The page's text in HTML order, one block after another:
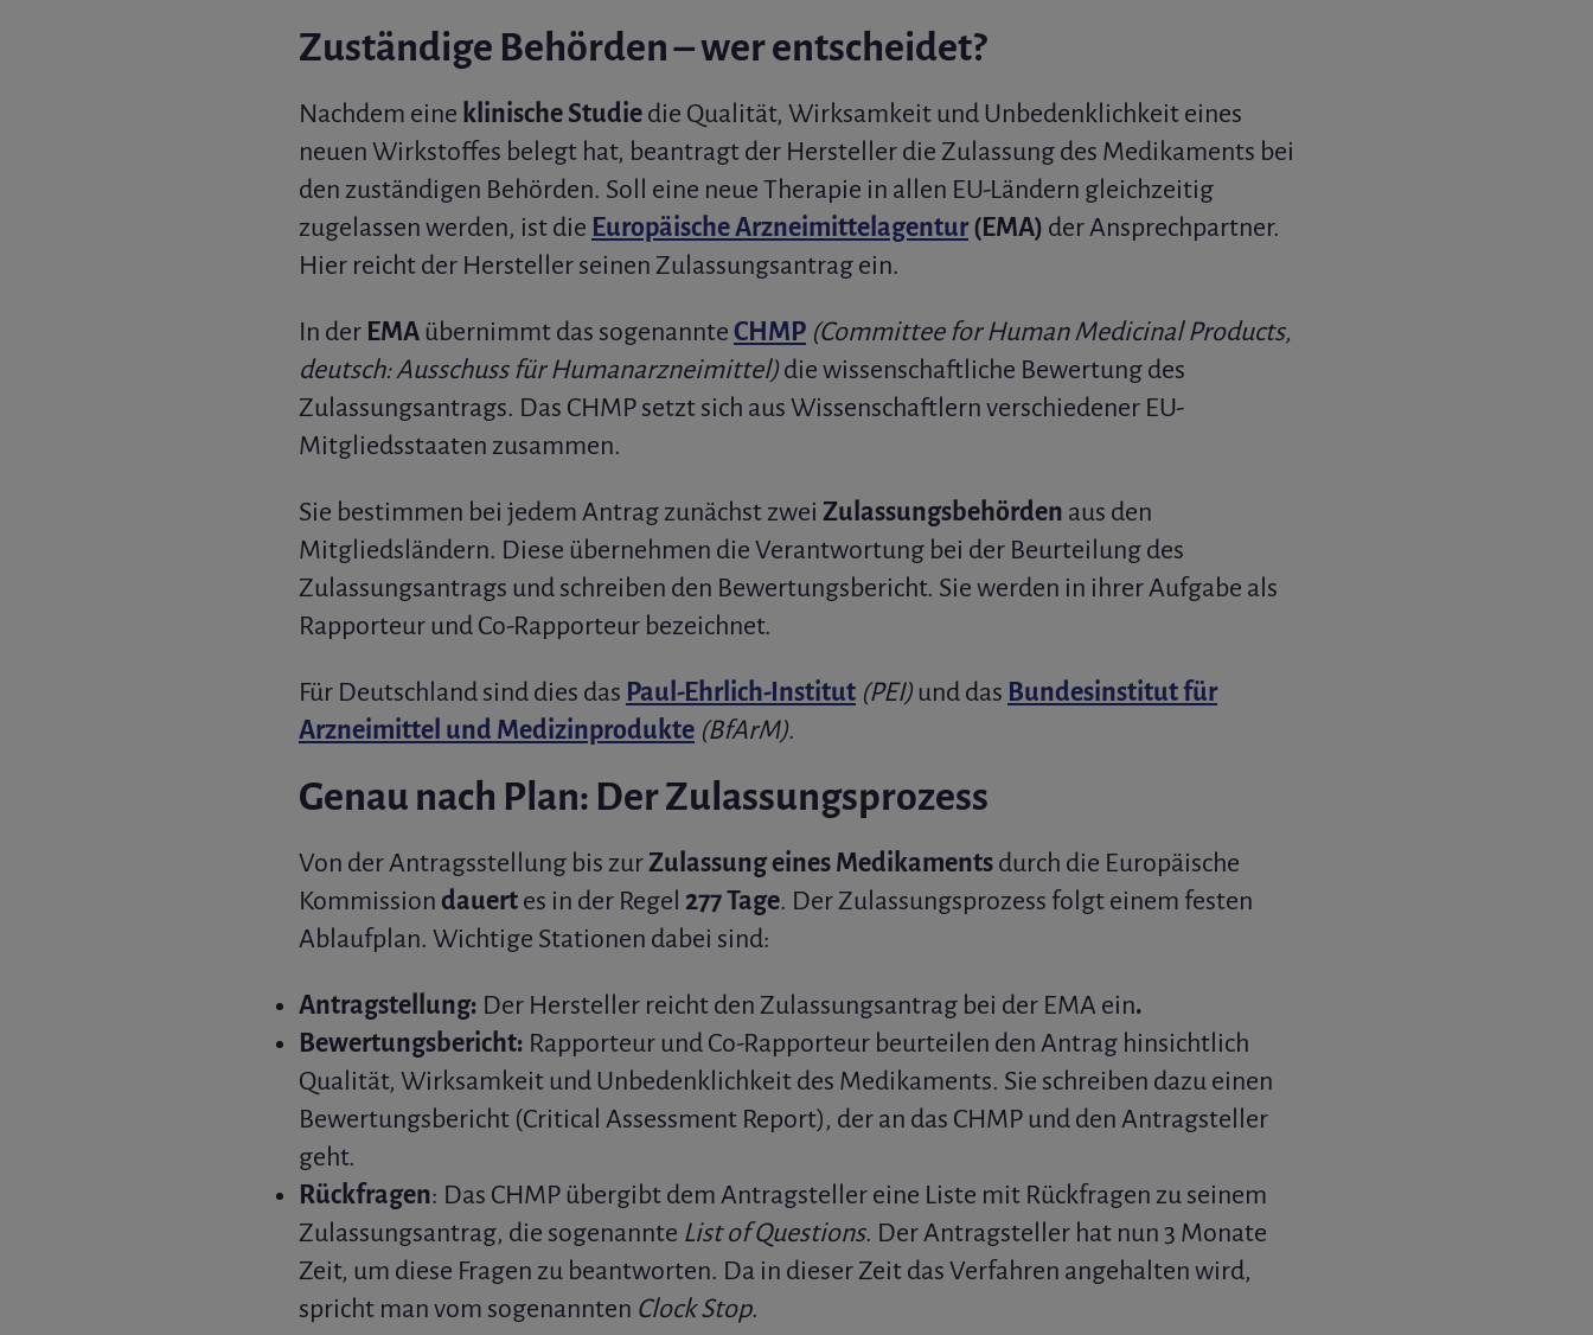
Zuständige Behörden – wer entscheidet?
Nachdem eine klinische Studie die Qualität, Wirksamkeit und Unbedenklichkeit eines
neuen Wirkstoffes belegt hat, beantragt der Hersteller die Zulassung des Medikaments bei
den zuständigen Behörden. Soll eine neue Therapie in allen EU-Ländern gleichzeitig
zugelassen werden, ist die Europäische Arzneimittelagentur(EMA) der Ansprechpartner.
Hier reicht der Hersteller seinen Zulassungsantrag ein.
In der EMA übernimmt das sogenannte CHMP (Committee for Human Medicinal Products,
deutsch: Ausschuss für Humanarzneimittel) die wissenschaftliche Bewertung des
Zulassungsantrags. Das CHMP setzt sich aus Wissenschaftlern verschiedener EU-
Mitgliedsstaaten zusammen.
Sie bestimmen bei jedem Antrag zunächst zwei Zulassungsbehörden aus den
Mitgliedsländern. Diese übernehmen die Verantwortung bei der Beurteilung des
Zulassungsantrags und schreiben den Bewertungsbericht. Sie werden in ihrer Aufgabe als
Rapporteur und Co-Rapporteur bezeichnet.
Für Deutschland sind dies das Paul-Ehrlich-Institut (PEI) und das Bundesinstitut für
Arzneimittel und Medizinprodukte (BfArM).
Genau nach Plan: Der Zulassungsprozess
Von der Antragsstellung bis zurZulassung eines Medikaments durch die Europäische
Kommission dauert es in der Regel 277 Tage. Der Zulassungsprozess folgt einem festen
Ablaufplan. Wichtige Stationen dabei sind:
Antragstellung: Der Hersteller reicht den Zulassungsantrag bei der EMA ein.
Bewertungsbericht: Rapporteur und Co-Rapporteur beurteilen den Antrag hinsichtlich
Qualität, Wirksamkeit und Unbedenklichkeit des Medikaments. Sie schreiben dazu einen
Bewertungsbericht (Critical Assessment Report), der an das CHMP und den Antragsteller
geht.
Rückfragen: Das CHMP übergibt dem Antragsteller eine Liste mit Rückfragen zu seinem
Zulassungsantrag, die sogenannte List of Questions. Der Antragsteller hat nun 3 Monate
Zeit, um diese Fragen zu beantworten. Da in dieser Zeit das Verfahren angehalten wird,
spricht man vom sogenannten Clock Stop.